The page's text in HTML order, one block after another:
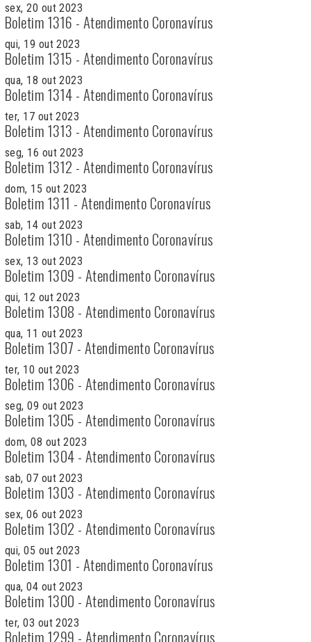
sex, 20 out 2023
Boletim 1316 - Atendimento Coronavírus
qui, 19 out 2023
Boletim 1315 - Atendimento Coronavírus
qua, 18 out 2023
Boletim 1314 - Atendimento Coronavírus
ter, 17 out 2023
Boletim 1313 - Atendimento Coronavírus
seg, 16 out 2023
Boletim 1312 - Atendimento Coronavírus
dom, 15 out 2023
Boletim 1311 - Atendimento Coronavírus
sab, 14 out 2023
Boletim 1310 - Atendimento Coronavírus
sex, 13 out 2023
Boletim 1309 - Atendimento Coronavírus
qui, 12 out 2023
Boletim 1308 - Atendimento Coronavírus
qua, 11 out 2023
Boletim 1307 - Atendimento Coronavírus
ter, 10 out 2023
Boletim 1306 - Atendimento Coronavírus
seg, 09 out 2023
Boletim 1305 - Atendimento Coronavírus
dom, 08 out 2023
Boletim 1304 - Atendimento Coronavírus
sab, 07 out 2023
Boletim 1303 - Atendimento Coronavírus
sex, 06 out 2023
Boletim 1302 - Atendimento Coronavírus
qui, 05 out 2023
Boletim 1301 - Atendimento Coronavírus
qua, 04 out 2023
Boletim 1300 - Atendimento Coronavírus
ter, 03 out 2023
Boletim 1299 - Atendimento Coronavírus